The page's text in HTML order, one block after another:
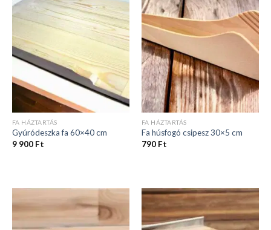
FA HÁZTARTÁS
Gyúródeszka fa 60×40 cm
9 900 Ft
FA HÁZTARTÁS
Fa húsfogó csipesz 30×5 cm
790 Ft